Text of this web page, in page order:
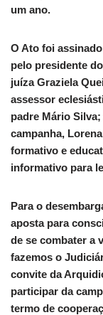
um ano.
O Ato foi
pelo presidente
juíza Graziela
assessor
padre Mário
campanha,
formativo e
informativo para
Para o
aposta para
de se combater a
fazemos o
convite da
participar da
termo de